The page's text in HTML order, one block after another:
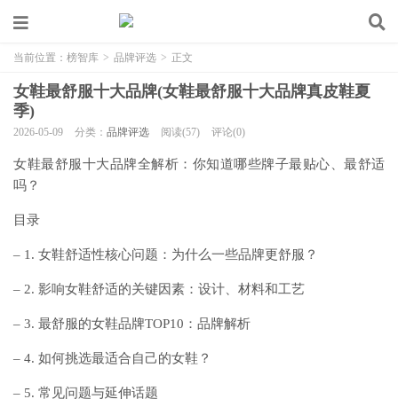
当前位置： 榜智库 > 品牌评选 > 正文
女鞋最舒服十大品牌(女鞋最舒服十大品牌真皮鞋夏
季)
2026-05-09 分类： 品牌评选 阅读(57) 评论(0)
女鞋最舒服十大品牌全解析：你知道哪些牌子最贴心、最舒适
吗？
目录
– 1. 女鞋舒适性核心问题：为什么一些品牌更舒服？
– 2. 影响女鞋舒适的关键因素：设计、材料和工艺
– 3. 最舒服的女鞋品牌TOP10：品牌解析
– 4. 如何挑选最适合自己的女鞋？
– 5. 常见问题与延伸话题